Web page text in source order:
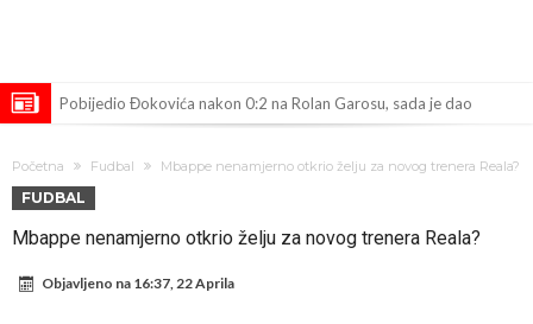
Pobijedio Đokovića nakon 0:2 na Rolan Garosu, sada je dao
daleko”
Koliko traži PSG i koji je Liverpulov “plafon” za Bredlija Barkolu?
Početna Fudbal Mbappe nenamjerno otkrio želju za novog trenera Reala?
FUDBAL
Mbappe nenamjerno otkrio želju za novog trenera Reala?
Objavljeno na 16:37, 22 Aprila